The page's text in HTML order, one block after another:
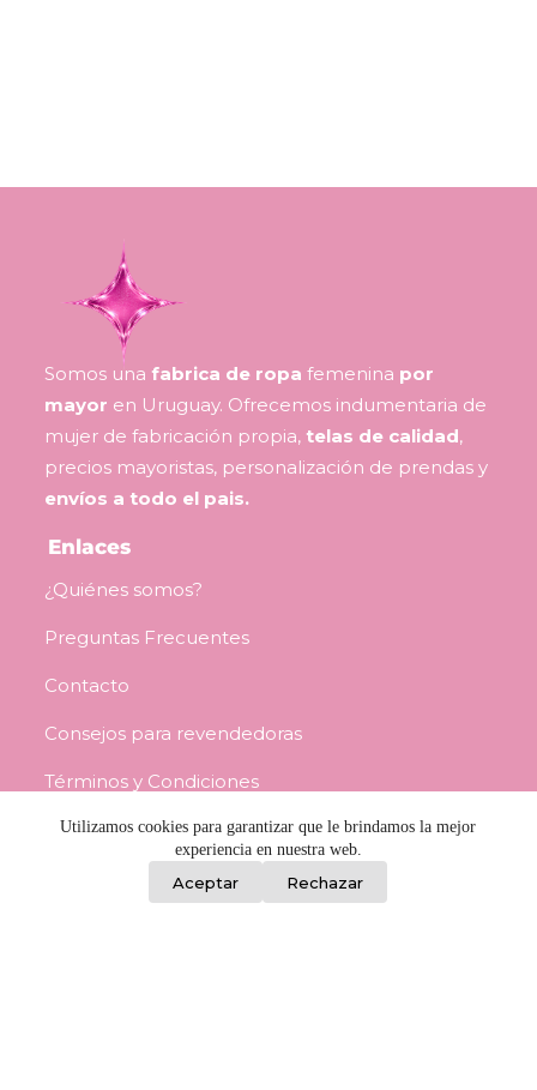
Utilizamos cookies para garantizar que le brindamos la mejor
experiencia en nuestra web.
Aceptar Rechazar
Somos una fabrica de ropa femenina por
mayor en Uruguay. Ofrecemos indumentaria de
mujer de fabricación propia, telas de calidad,
precios mayoristas, personalización de prendas y
envíos a todo el pais.
Enlaces
¿Quiénes somos?
Preguntas Frecuentes
Contacto
Consejos para revendedoras
Términos y Condiciones
Información
Porongos 2459, Barrio Reus, Montevideo